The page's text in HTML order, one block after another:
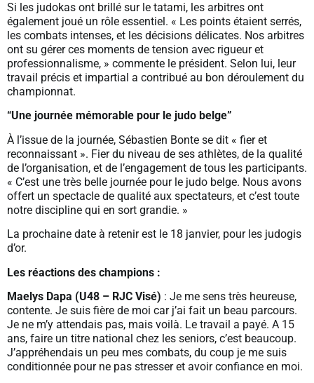
Si les judokas ont brillé sur le tatami, les arbitres ont
également joué un rôle essentiel. « Les points étaient serrés,
les combats intenses, et les décisions délicates. Nos arbitres
ont su gérer ces moments de tension avec rigueur et
professionnalisme, » commente le président. Selon lui, leur
travail précis et impartial a contribué au bon déroulement du
championnat.
“Une journée mémorable pour le judo belge”
À l’issue de la journée, Sébastien Bonte se dit « fier et
reconnaissant ». Fier du niveau de ses athlètes, de la qualité
de l’organisation, et de l’engagement de tous les participants.
« C’est une très belle journée pour le judo belge. Nous avons
offert un spectacle de qualité aux spectateurs, et c’est toute
notre discipline qui en sort grandie. »
La prochaine date à retenir est le 18 janvier, pour les judogis
d’or.
Les réactions des champions :
Maelys Dapa (U48 – RJC Visé) : Je me sens très heureuse,
contente. Je suis fière de moi car j’ai fait un beau parcours.
Je ne m’y attendais pas, mais voilà. Le travail a payé. A 15
ans, faire un titre national chez les seniors, c’est beaucoup.
J’appréhendais un peu mes combats, du coup je me suis
conditionnée pour ne pas stresser et avoir confiance en moi.